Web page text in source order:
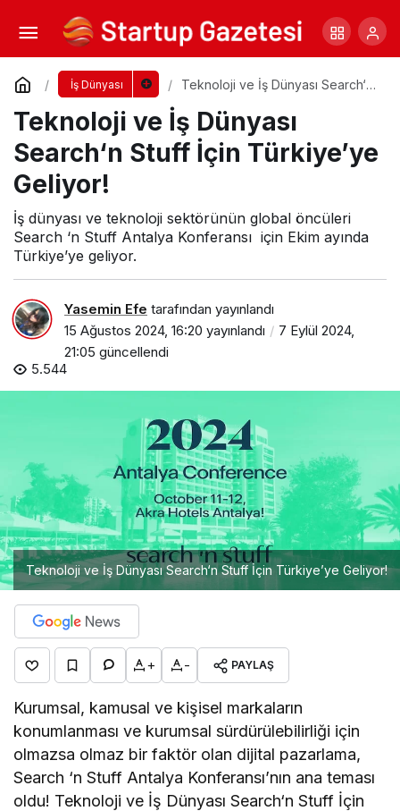
İş Dünyası
Teknoloji ve İş Dünyası Search‘n
Teknoloji ve İş Dünyası
Search‘n Stuff İçin Türkiye’ye
Geliyor!
İş dünyası ve teknoloji sektörünün global öncüleri
Search ‘n Stuff Antalya Konferansı için Ekim ayında
Türkiye’ye geliyor.
Yasemin Efe tarafından yayınlandı
15 Ağustos 2024, 16:20 yayınlandı
7 Eylül 2024,
21:05 güncellendi
5.544
Teknoloji ve İş Dünyası Search‘n Stuff İçin Türkiye’ye Geliyor!
+ - PAYLAŞ
Kurumsal, kamusal ve kişisel markaların
konumlanması ve kurumsal sürdürülebilirliği için
olmazsa olmaz bir faktör olan dijital pazarlama,
Search ‘n Stuff Antalya Konferansı’nın ana teması
oldu! Teknoloji ve İş Dünyası Search‘n Stuff İçin
Çalışanlara Yönelik Yeni Çözümler
Yorum Yap Paylaş